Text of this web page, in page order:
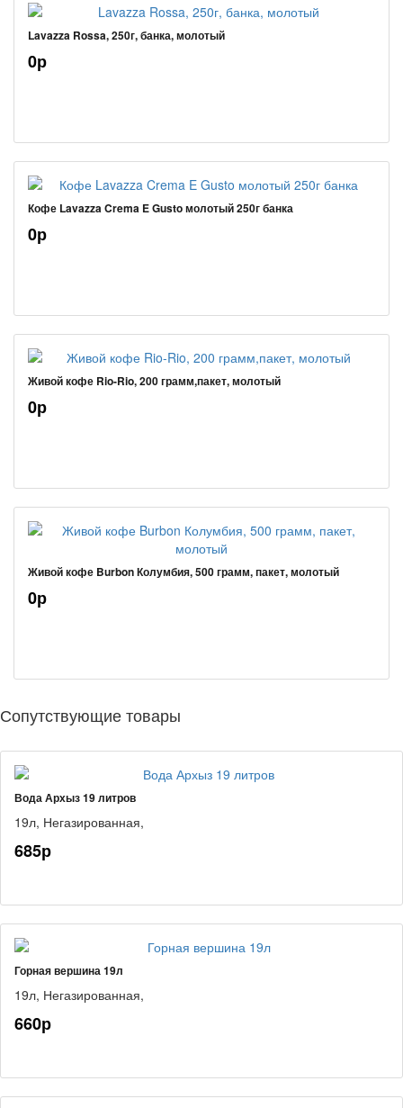
Lavazza Rossa, 250г, банка, молотый
0р
Кофе Lavazza Crema E Gusto молотый 250г банка
0р
Живой кофе Rio-Rio, 200 грамм,пакет, молотый
0р
Живой кофе Burbon Колумбия, 500 грамм, пакет, молотый
0р
Сопутствующие товары
Вода Архыз 19 литров
19л, Негазированная,
685р
Горная вершина 19л
19л, Негазированная,
660р